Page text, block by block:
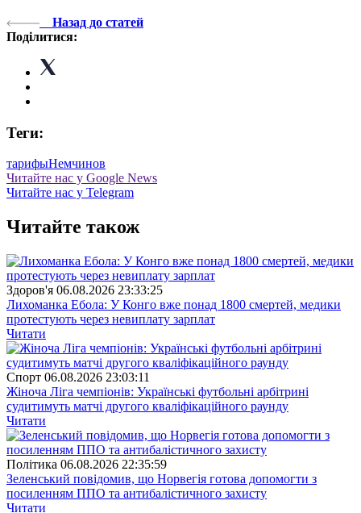
Назад до статей
Поділитися:
Теги:
тарифыНемчинов
Читайте нас у Google News
Читайте нас у Telegram
Читайте також
Здоров'я 06.08.2026 23:33:25
Лихоманка Ебола: У Конго вже понад 1800 смертей, медики
протестують через невиплату зарплат
Читати
Спорт 06.08.2026 23:03:11
Жіноча Ліга чемпіонів: Українські футбольні арбітрині
судитимуть матчі другого кваліфікаційного раунду
Читати
Полiтика 06.08.2026 22:35:59
Зеленський повідомив, що Норвегія готова допомогти з
посиленням ППО та антибалістичного захисту
Читати